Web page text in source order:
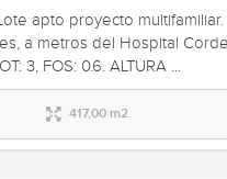
apto proyecto
a metros del Hospital
3, FOS: 0.6. ALTURA ...
417,00 m2